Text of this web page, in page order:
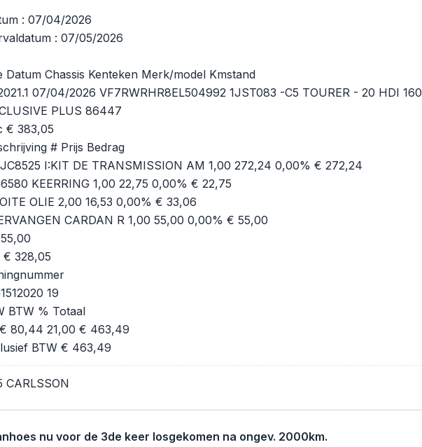
: 07/04/2026
: 07/05/2026
Datum Chassis Kenteken Merk/model Kmstand
07/04/2026 VF7RWRHR8EL504992 1JST083 -C5 TOURER - 20 HDI 160
PLUS 86447
€ 383,05
# Prijs Bedrag
I:KIT DE TRANSMISSION AM 1,00 272,24 0,00% € 272,24
KEERRING 1,00 22,75 0,00% € 22,75
OLIE 2,00 16,53 0,00% € 33,06
CARDAN R 1,00 55,00 0,00% € 55,00
€ 328,05
19
BTW % Totaal
80,44 21,00 € 463,49
BTW € 463,49
CARLSSON
nu voor de 3de keer losgekomen na ongev. 2000km.